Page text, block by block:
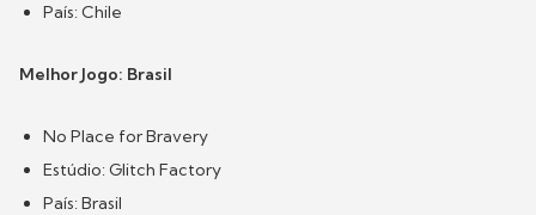
País: Chile
Melhor Jogo: Brasil
No Place for Bravery
Estúdio: Glitch Factory
País: Brasil